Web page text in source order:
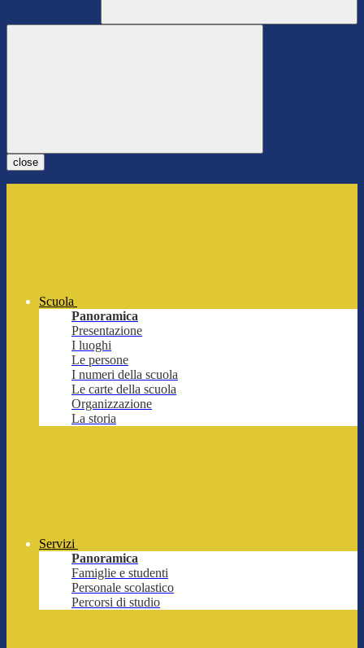
close
Scuola
Panoramica
Presentazione
I luoghi
Le persone
I numeri della scuola
Le carte della scuola
Organizzazione
La storia
Servizi
Panoramica
Famiglie e studenti
Personale scolastico
Percorsi di studio